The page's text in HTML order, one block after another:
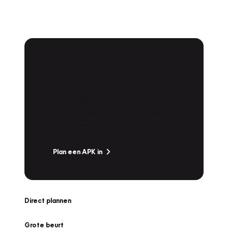
Plan een APK in
Direct plannen
Grote beurt